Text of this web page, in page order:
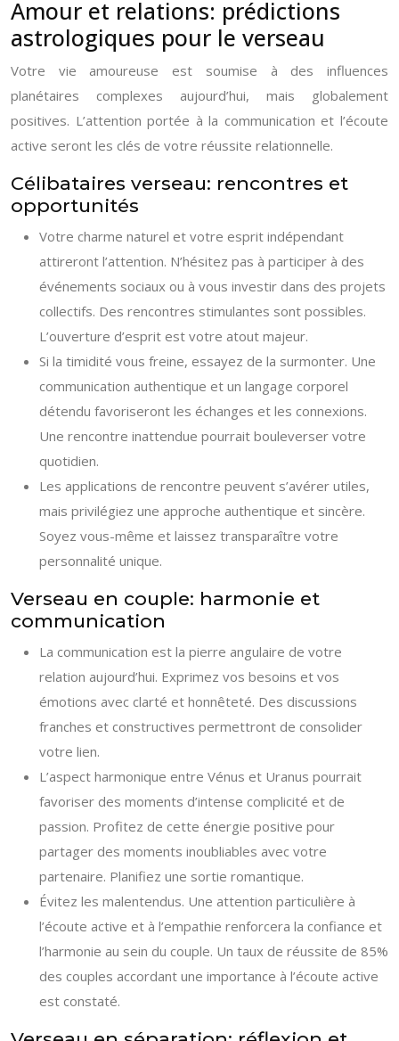
Amour et relations: prédictions
astrologiques pour le verseau
Votre vie amoureuse est soumise à des influences
planétaires complexes aujourd’hui, mais globalement
positives. L’attention portée à la communication et l’écoute
active seront les clés de votre réussite relationnelle.
Célibataires verseau: rencontres et
opportunités
Votre charme naturel et votre esprit indépendant
attireront l’attention. N’hésitez pas à participer à des
événements sociaux ou à vous investir dans des projets
collectifs. Des rencontres stimulantes sont possibles.
L’ouverture d’esprit est votre atout majeur.
Si la timidité vous freine, essayez de la surmonter. Une
communication authentique et un langage corporel
détendu favoriseront les échanges et les connexions.
Une rencontre inattendue pourrait bouleverser votre
quotidien.
Les applications de rencontre peuvent s’avérer utiles,
mais privilégiez une approche authentique et sincère.
Soyez vous-même et laissez transparaître votre
personnalité unique.
Verseau en couple: harmonie et
communication
La communication est la pierre angulaire de votre
relation aujourd’hui. Exprimez vos besoins et vos
émotions avec clarté et honnêteté. Des discussions
franches et constructives permettront de consolider
votre lien.
L’aspect harmonique entre Vénus et Uranus pourrait
favoriser des moments d’intense complicité et de
passion. Profitez de cette énergie positive pour
partager des moments inoubliables avec votre
partenaire. Planifiez une sortie romantique.
Évitez les malentendus. Une attention particulière à
l’écoute active et à l’empathie renforcera la confiance et
l’harmonie au sein du couple. Un taux de réussite de 85%
des couples accordant une importance à l’écoute active
est constaté.